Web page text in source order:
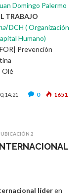
Domingo Palermo
TRABAJO
DCH ( Organización
Humano)
Prevención
Olé
14:21 0 1651
UBICACIÓN 2
líderen